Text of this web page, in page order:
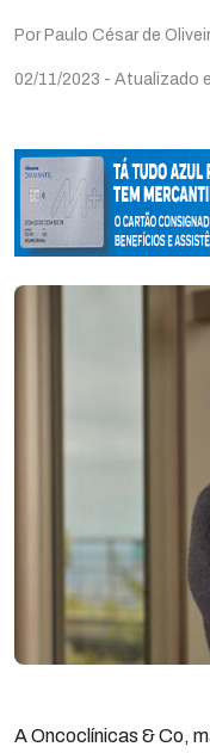
Por Paulo César de
02/11/2023 - Atualizado
A Oncoclínicas & Co,